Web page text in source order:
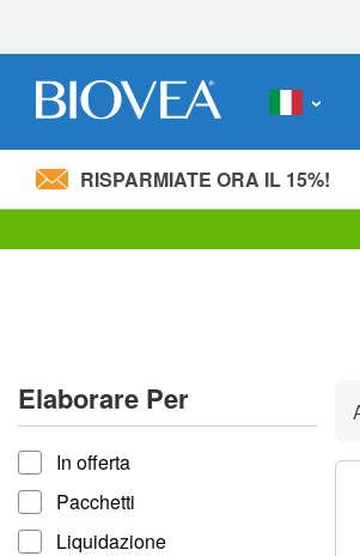
Nota:
accessibilità.
Premi
Control-
F11
per
adattare
RISPARMIATE ORA IL 15%!
Elaborare Per
Elaborare per
In offerta
Pacchetti
Liquidazione